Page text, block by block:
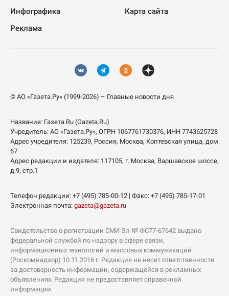
Инфографика
Карта сайта
Реклама
© АО «Газета.Ру» (1999-2026) – Главные новости дня
Название: Газета.Ru (Gazeta.Ru)
Учредитель: АО «Газета.Ру», ОГРН 1067761730376, ИНН 7743625728
Адрес учредителя: 125239, Россия, Москва, Коптевская улица, дом
67
Адрес редакции и издателя: 117105, г. Москва, Варшавское шоссе,
д.9, стр.1
Телефон редакции: +7 (495) 785-00-12 | Факс: +7 (495) 785-17-01
Электронная почта: gazeta@gazeta.ru
Свидетельство о регистрации СМИ Эл № ФС77-67642 выдано
федеральной службой по надзору в сфере связи,
информационных технологий и массовых коммуникаций
(Роскомнадзор) 10.11.2016 г. Редакция не несет ответственности
за достоверность информации, содержащейся в рекламных
объявлениях. Редакция не предоставляет справочной
информации.